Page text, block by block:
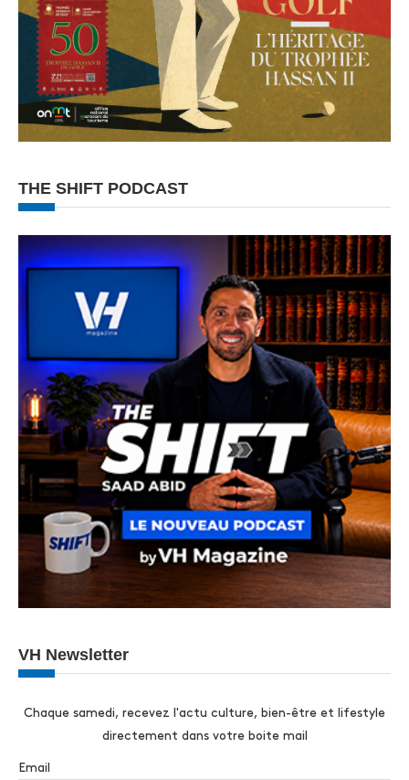
THE SHIFT PODCAST
VH Newsletter
Chaque samedi, recevez l'actu culture, bien-être et lifestyle
directement dans votre boite mail
Email